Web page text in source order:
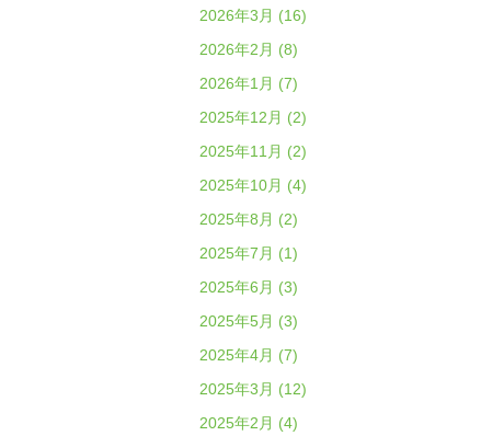
2026年3月 (16)
2026年2月 (8)
2026年1月 (7)
2025年12月 (2)
2025年11月 (2)
2025年10月 (4)
2025年8月 (2)
2025年7月 (1)
2025年6月 (3)
2025年5月 (3)
2025年4月 (7)
2025年3月 (12)
2025年2月 (4)